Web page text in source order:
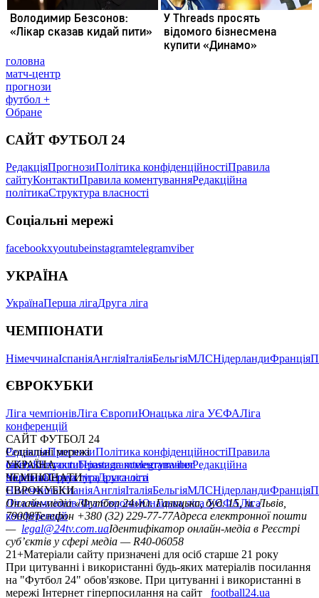
головна
матч-центр
прогнози
футбол +
Обране
САЙТ ФУТБОЛ 24
РедакціяПрогнозиПолітика конфіденційностіПравила
сайтуКонтактиПравила коментуванняРедакційна
політикаСтруктура власності
Соціальні мережі
facebookxyoutubeinstagramtelegramviber
УКРАЇНА
УкраїнаПерша лігаДруга ліга
ЧЕМПІОНАТИ
НімеччинаІспаніяАнгліяІталіяБельгіяМЛСНідерландиФранція
ЄВРОКУБКИ
Ліга чемпіонівЛіга ЄвропиЮнацька ліга УЄФАЛіга
конференцій
САЙТ ФУТБОЛ 24
РедакціяПрогнозиПолітика конфіденційностіПравила
сайтуКонтактиПравила коментуванняРедакційна
політикаСтруктура власності
Соціальні мережі
facebookxyoutubeinstagramtelegramviber
УКРАЇНА
УкраїнаПерша лігаДруга ліга
ЧЕМПІОНАТИ
НімеччинаІспаніяАнгліяІталіяБельгіяМЛСНідерландиФранція
ЄВРОКУБКИ
Ліга чемпіонівЛіга ЄвропиЮнацька ліга УЄФАЛіга
конференцій
Онлайн-медіа «Футбол 24»пл. Галицька, буд. 15, м. Львів,
79008Телефон +380 (32) 229-77-77Адреса електронної пошти
— legal@24tv.com.uaІдентифікатор онлайн-медіа в Реєстрі
суб’єктів у сфері медіа — R40-06058
21+Матеріали сайту призначені для осіб старше 21 року
При цитуванні і використанні будь-яких матеріалів посилання
на "Футбол 24" обов'язкове. При цитуванні і використанні в
мережі Інтернет гіперпосилання на сайт
football24.ua